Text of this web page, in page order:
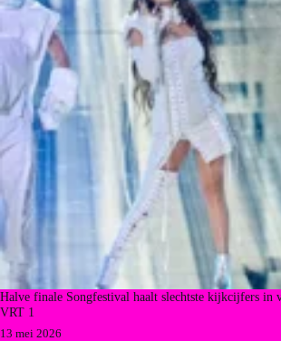
Halve finale Songfestival haalt slechtste kijkcijfers in
VRT 1
13 mei 2026